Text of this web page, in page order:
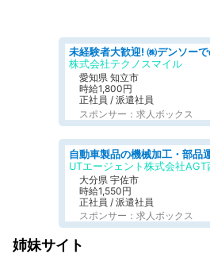
株式会社テクノスマイル
愛知県 知立市
時給1,800円
正社員 / 派遣社員
スポンサー：求人ボックス
大分県 宇佐市
時給1,550円
正社員 / 派遣社員
スポンサー：求人ボックス
姉妹サイト